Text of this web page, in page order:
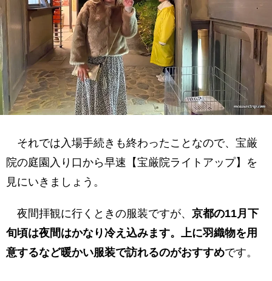
それでは入場手続きも終わったことなので、宝厳
院の庭園入り口から早速【宝厳院ライトアップ】を
見にいきましょう。
夜間拝観に行くときの服装ですが、 京都の11月下
旬頃は夜間はかなり冷え込みます。上に羽織物を用
意するなど暖かい服装で訪れるのがおすすめです。